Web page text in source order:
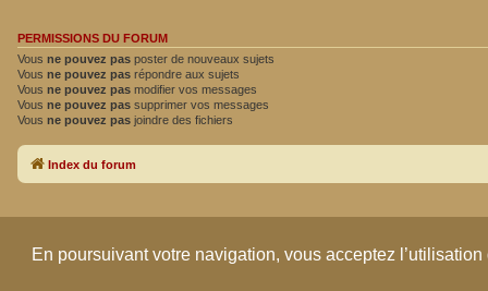
En poursuivant votre navigation, vous acceptez l’utilisation
PERMISSIONS DU FORUM
Vous ne pouvez pas poster de nouveaux sujets
Vous ne pouvez pas répondre aux sujets
Vous ne pouvez pas modifier vos messages
Vous ne pouvez pas supprimer vos messages
Vous ne pouvez pas joindre des fichiers
Index du forum